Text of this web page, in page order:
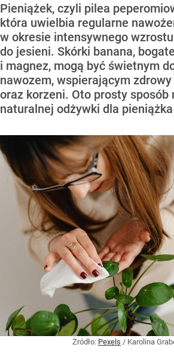
Pieniążek, czyli pilea
która uwielbia regularne
w okresie intensywnego
do jesieni. Skórki banana,
i magnez, mogą być świetnym
nawozem, wspierającym
oraz korzeni. Oto prosty sposób
naturalnej odżywki dla pieniążka
Żródło: Pexels / Karolina